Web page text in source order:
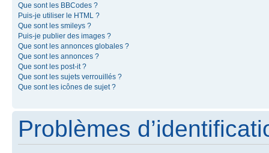
Que sont les BBCodes ?
Puis-je utiliser le HTML ?
Que sont les smileys ?
Puis-je publier des images ?
Que sont les annonces globales ?
Que sont les annonces ?
Que sont les post-it ?
Que sont les sujets verrouillés ?
Que sont les icônes de sujet ?
Problèmes